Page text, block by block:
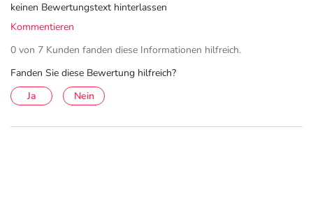
keinen Bewertungstext hinterlassen
Kommentieren
0 von 7 Kunden fanden diese Informationen hilfreich.
Fanden Sie diese Bewertung hilfreich?
Ja
Nein